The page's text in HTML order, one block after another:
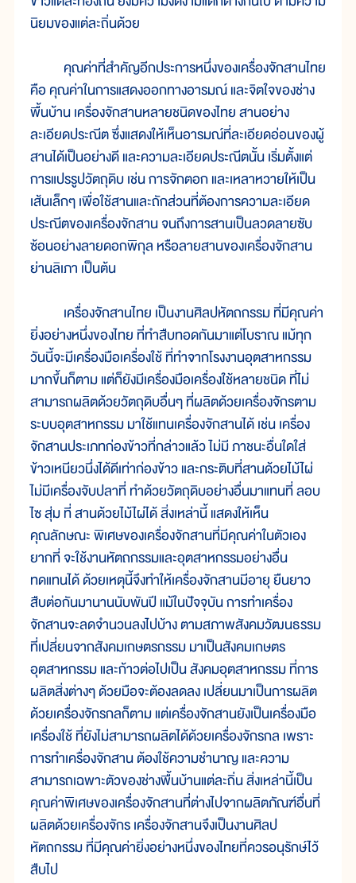
นิยมของแต่ละถิ่นด้วย
คุณค่าที่สำคัญอีกประการหนึ่งของเครื่องจักสานไทย
คือ คุณค่าในการแสดงออกทางอารมณ์ และจิตใจของช่าง
พื้นบ้าน เครื่องจักสานหลายชนิดของไทย สานอย่าง
ละเอียดประณีต ซึ่งแสดงให้เห็นอารมณ์ที่ละเอียดอ่อนของผู้
สานได้เป็นอย่างดี และความละเอียดประณีตนั้น เริ่มตั้งแต่
การแปรรูปวัตถุดิบ เช่น การจักตอก และเหลาหวายให้เป็น
เส้นเล็กๆ เพื่อใช้สานและถักส่วนที่ต้องการความละเอียด
ประณีตของเครื่องจักสาน จนถึงการสานเป็นลวดลายซับ
ซ้อนอย่างลายดอกพิกุล หรือลายสานของเครื่องจักสาน
ย่านลิเภา เป็นต้น
เครื่องจักสานไทย เป็นงานศิลปหัตถกรรม ที่มีคุณค่า
ยิ่งอย่างหนึ่งของไทย ที่ทำสืบทอดกันมาแต่โบราณ แม้ทุก
วันนี้จะมีเครื่องมือเครื่องใช้ ที่ทำจากโรงงานอุตสาหกรรม
มากขึ้นก็ตาม แต่ก็ยังมีเครื่องมือเครื่องใช้หลายชนิด ที่ไม่
สามารถผลิตด้วยวัตถุดิบอื่นๆ ที่ผลิตด้วยเครื่องจักรตาม
ระบบอุตสาหกรรม มาใช้แทนเครื่องจักสานได้ เช่น เครื่อง
จักสานประเภทก่องข้าวที่กล่าวแล้ว ไม่มี ภาชนะอื่นใดใส่
ข้าวเหนียวนึ่งได้ดีเท่าก่องข้าว และกระติบที่สานด้วยไม้ไผ่
ไม่มีเครื่องจับปลาที่ ทำด้วยวัตถุดิบอย่างอื่นมาแทนที่ ลอบ
ไซ สุ่ม ที่ สานด้วยไม้ไผ่ได้ สิ่งเหล่านี้ แสดงให้เห็น
คุณลักษณะ พิเศษของเครื่องจักสานที่มีคุณค่าในตัวเอง
ยากที่ จะใช้งานหัตถกรรมและอุตสาหกรรมอย่างอื่น
ทดแทนได้ ด้วยเหตุนี้จึงทำให้เครื่องจักสานมีอายุ ยืนยาว
สืบต่อกันมานานนับพันปี แม้ในปัจจุบัน การทำเครื่อง
จักสานจะลดจำนวนลงไปบ้าง ตามสภาพสังคมวัฒนธรรม
ที่เปลี่ยนจากสังคมเกษตรกรรม มาเป็นสังคมเกษตร
อุตสาหกรรม และก้าวต่อไปเป็น สังคมอุตสาหกรรม ที่การ
ผลิตสิ่งต่างๆ ด้วยมือจะต้องลดลง เปลี่ยนมาเป็นการผลิต
ด้วยเครื่องจักรกลก็ตาม แต่เครื่องจักสานยังเป็นเครื่องมือ
เครื่องใช้ ที่ยังไม่สามารถผลิตได้ด้วยเครื่องจักรกล เพราะ
การทำเครื่องจักสาน ต้องใช้ความชำนาญ และความ
สามารถเฉพาะตัวของช่างพื้นบ้านแต่ละถิ่น สิ่งเหล่านี้เป็น
คุณค่าพิเศษของเครื่องจักสานที่ต่างไปจากผลิตภัณฑ์อื่นที่
ผลิตด้วยเครื่องจักร เครื่องจักสานจึงเป็นงานศิลป
หัตถกรรม ที่มีคุณค่ายิ่งอย่างหนึ่งของไทยที่ควรอนุรักษ์ไว้
สืบไป